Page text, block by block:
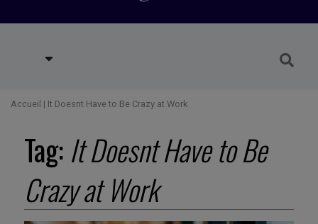
Accueil | It Doesnt Have to Be Crazy at Work
Tag: It Doesnt Have to Be
Crazy at Work